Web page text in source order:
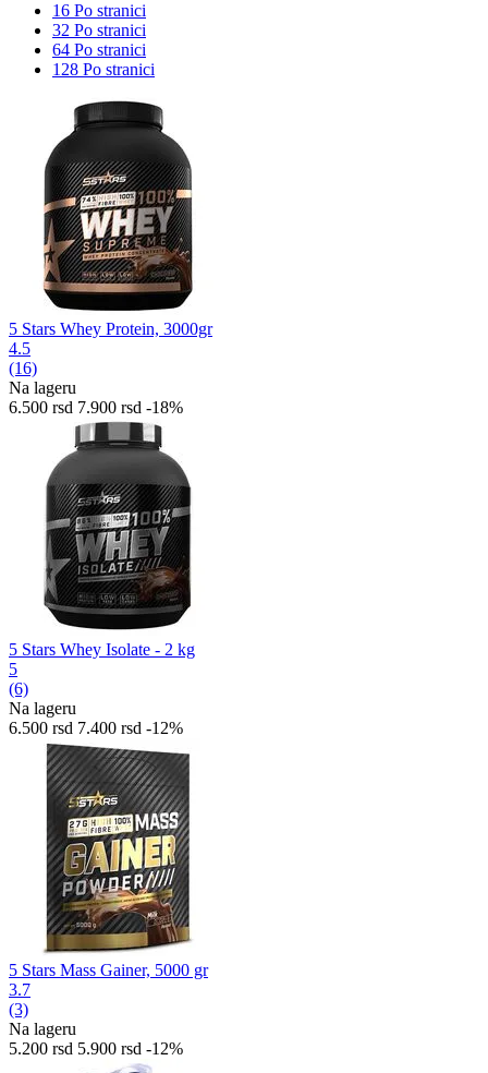
16 Po stranici
32 Po stranici
64 Po stranici
128 Po stranici
5 Stars Whey Protein, 3000gr
4.5
(16)
Na lageru
6.500 rsd 7.900 rsd -18%
5 Stars Whey Isolate - 2 kg
5
(6)
Na lageru
6.500 rsd 7.400 rsd -12%
5 Stars Mass Gainer, 5000 gr
3.7
(3)
Na lageru
5.200 rsd 5.900 rsd -12%